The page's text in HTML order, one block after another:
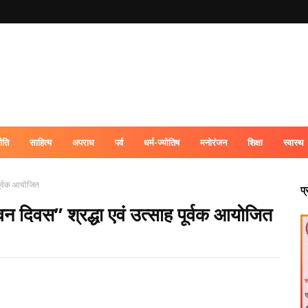
साहित्य अपराध पर्व धर्म-ज्योतिष मनोरंजन शिक्षा स्वास्थ
आयोजित
दिवस” श्रद्धा एवं उत्साह पूर्वक आयोजित